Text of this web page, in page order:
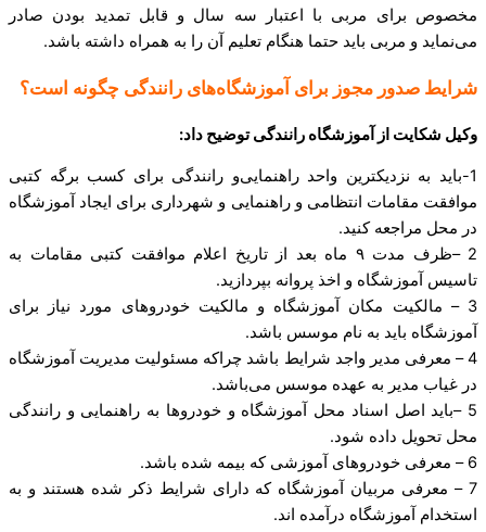
مخصوص برای ‌مربی با اعتبار سه سال و قابل تمدید بودن صادر
می‌نماید و مربی باید حتما هنگام تعلیم آن را به همراه داشته باشد.
شرایط صدور مجوز برای آموزشگاه‌های رانندگی چگونه است؟
وکیل شکایت از آموزشگاه رانندگی توضیح داد:
1-باید به نزدیکترین واحد راهنمایی‌و رانندگی برای کسب برگه کتبی
موافقت مقامات انتظامی و راهنمایی‌ و شهرداری برای ایجاد آموزشگاه
در محل مراجعه کنید.
2 –ظرف مدت ۹ ماه بعد از تاریخ اعلام موافقت کتبی مقامات به
تاسیس آموزشگاه و اخذ پروانه بپردازید.
3 – مالکیت مکان آموزشگاه و مالکیت خودرو‌های مورد نیاز برای
آموزشگاه باید به نام موسس باشد.
4 – معرفی مدیر واجد شرایط باشد چرا‌که ‌مسئولیت مدیریت آموزشگاه
در غیاب مدیر به عهده موسس می‌باشد.
5 –باید اصل اسناد محل آموزشگاه و خودرو‌ها به راهنمایی‌ و ‌رانندگی
محل تحویل داده شود.
6 – معرفی خودرو‌های آموزشی که بیمه شده باشد.
7 – معرفی مربیان آموزشگاه که دارای شرایط ذکر شده هستند و به
استخدام آموزشگاه درآمده اند.